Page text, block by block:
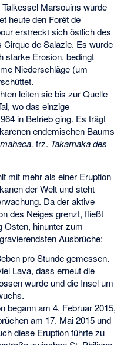
Marsouins wurde
heute den Forêt de
erstreckt sich östlich des
de Salazie. Es wurde
starke Erosion, bedingt
Niederschläge (um
leiten sie bis zur Quelle
wo das einzige
in Betrieb ging. Es trägt
endemischen Baums
, frz. Takamaka des
mit mehr als einer Eruption
der Welt und steht
Da der aktive
des Neiges grenzt, fließt
Osten, hinunter zum
Ausbrüche:
pro Stunde gemessen.
Lava, dass erneut die
wurde und die Insel um
begann am 4. Februar 2015,
am 17. Mai 2015 und
diese Eruption führte zu